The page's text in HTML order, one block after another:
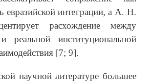
евразийской интеграции, а А. Н.
расхождение между
реальной институциональной
[7; 9].
научной литературе большее